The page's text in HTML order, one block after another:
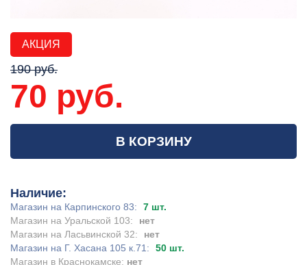
АКЦИЯ
190 руб.
70 руб.
В КОРЗИНУ
Наличие:
Магазин на Карпинского 83:
7 шт.
Магазин на Уральской 103:
нет
Магазин на Ласьвинской 32:
нет
Магазин на Г. Хасана 105 к.71:
50 шт.
Магазин в Краснокамске: нет